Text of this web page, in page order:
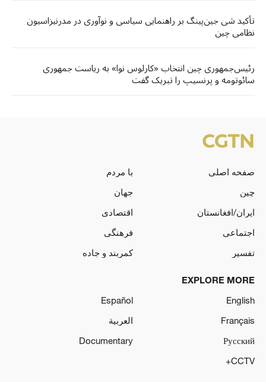
تأکید شی جین‌پینگ بر راهنمایی سیاسی و نوآوری در مدرنیزاسیون
نظامی چین
رئیس‌جمهوری چین انتخاب «کارلوس نوا» به ریاست جمهوری
سائوتومه و پرنسیپ را تبریک گفت
صفحه اصلی
با مردم
چین
جهان
ایران/افغانستان
اقتصادی
اجتماعی
فرهنگی
تفسیر
کمربند و جاده
EXPLORE MORE
English
Español
Français
العربية
Русский
Documentary
CCTV+